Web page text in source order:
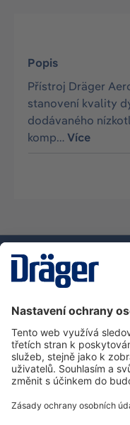
Popis
Přístroj Dräger
stanovení kvality
dodávaného
komp…Více
Zákaznická
O společnosti
Informace